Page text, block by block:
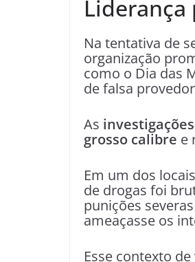
Liderança
Na tentativa de
organização
como o Dia das
de falsa
As
grosso calibre e
Em um dos
de drogas foi
punições
ameaçasse os
Esse contexto